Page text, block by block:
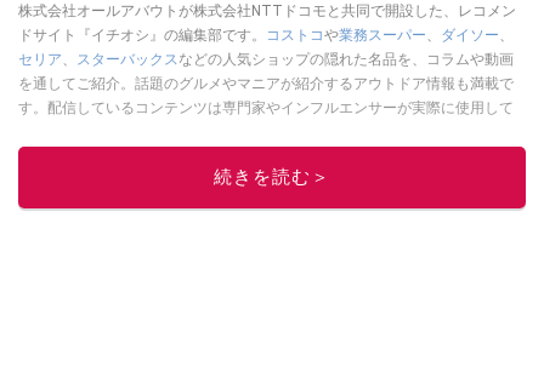
株式会社オールアバウトが株式会社NTTドコモと共同で開設した、レコメン
ドサイト『イチオシ』の編集部です。
コストコや業務スーパー ダイソー
セリア
スターバックス などの人気ショップの隠れた名品を、コラムや動画
を通してご紹介。話題のグルメやマニアが紹介するアウトドア情報も満載で
す。配信しているコンテンツは専門家やインフルエンサーが実際に使用して
ニュースでフォロー
続きを読む＞